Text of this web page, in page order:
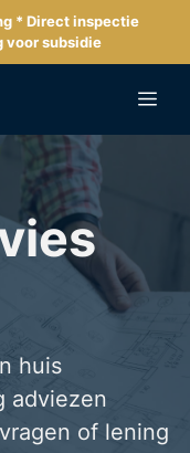
* Direct inspectie
voor subsidie
huis
adviezen
of lening